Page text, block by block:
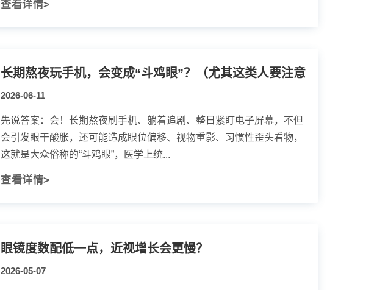
查看详情>
长期熬夜玩手机，会变成“斗鸡眼”？（尤其这类人要注意
2026-06-11
先说答案：会！长期熬夜刷手机、躺着追剧、整日紧盯电子屏幕，不但
会引发眼干酸胀，还可能造成眼位偏移、视物重影、习惯性歪头看物，
这就是大众俗称的“斗鸡眼”，医学上统...
查看详情>
眼镜度数配低一点，近视增长会更慢？
2026-05-07